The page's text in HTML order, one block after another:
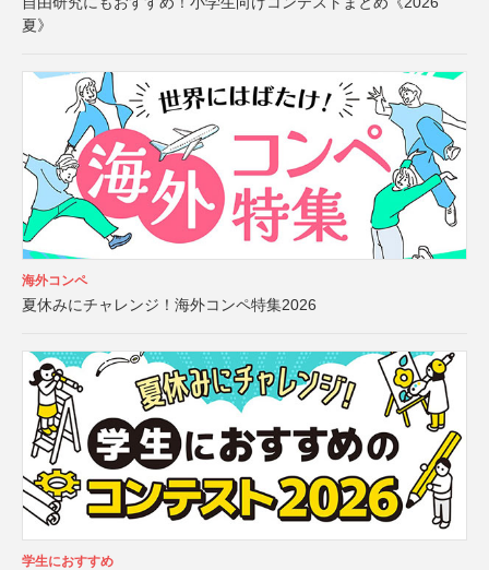
夏》
海外コンペ
夏休みにチャレンジ！海外コンペ特集2026
学生におすすめ